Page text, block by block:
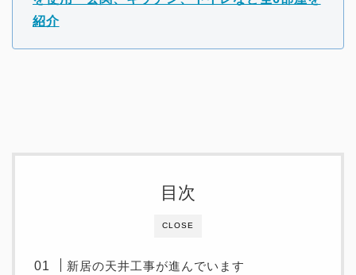
紹介
CLOSE
目次
新居の天井工事が進んでいます